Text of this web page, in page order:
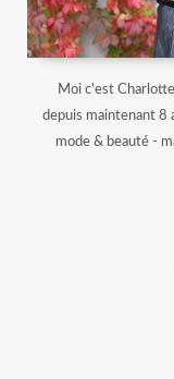
Moi c'est
depuis maintenant 8
mode & beauté -